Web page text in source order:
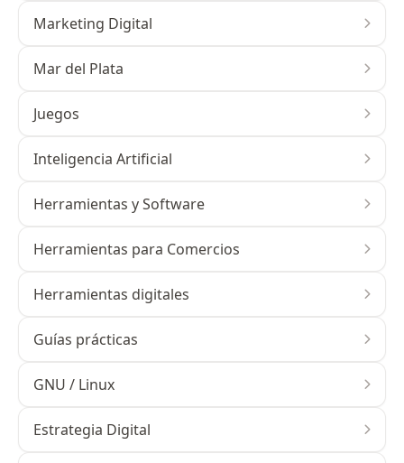
Marketing Digital
Mar del Plata
Juegos
Inteligencia Artificial
Herramientas y Software
Herramientas para Comercios
Herramientas digitales
Guías prácticas
GNU / Linux
Estrategia Digital